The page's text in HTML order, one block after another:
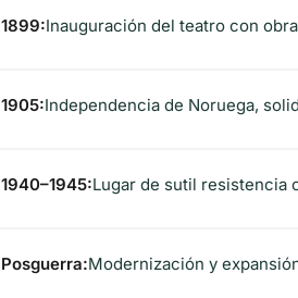
1899:Inauguración del teatro con
1905:Independencia de Noruega,
1940–1945:Lugar de sutil resistencia
Posguerra:Modernización y